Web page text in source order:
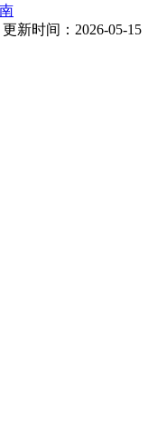
更新时间：2026-05-15